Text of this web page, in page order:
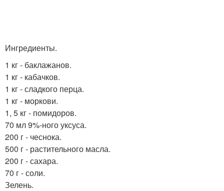
Ингредиенты.
1 кг - баклажанов.
1 кг - кабачков.
1 кг - сладкого перца.
1 кг - моркови.
1, 5 кг - помидоров.
70 мл 9%-ного уксуса.
200 г - чеснока.
500 г - растительного масла.
200 г - сахара.
70 г - соли.
Зелень.